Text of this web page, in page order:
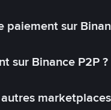
sur
sur Binance P2P ?